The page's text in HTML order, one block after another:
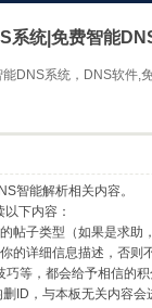
系统|免费智能
能DNS系统，DNS软件,
智能解析相关内容。
下内容：
帖子类型（如果是求助
的详细信息描述，否则
巧等，都会给予相信的
ID，与本板无关内容会